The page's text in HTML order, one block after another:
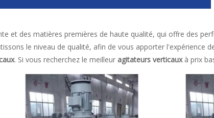
et des matières premières de haute qualité, qui offre des
le niveau de qualité, afin de vous apporter l'expérience
. Si vous recherchez le meilleur agitateurs verticauxà prix